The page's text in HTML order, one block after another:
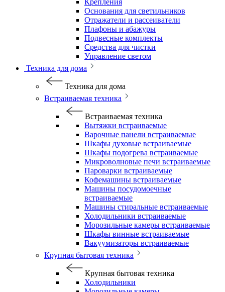
Крепления
Основания для светильников
Отражатели и рассеиватели
Плафоны и абажуры
Подвесные комплекты
Средства для чистки
Управление светом
Техника для дома
Техника для дома
Встраиваемая техника
Встраиваемая техника
Вытяжки встраиваемые
Варочные панели встраиваемые
Шкафы духовые встраиваемые
Шкафы подогрева встраиваемые
Микроволновые печи встраиваемые
Пароварки встраиваемые
Кофемашины встраиваемые
Машины посудомоечные
встраиваемые
Машины стиральные встраиваемые
Холодильники встраиваемые
Морозильные камеры встраиваемые
Шкафы винные встраиваемые
Вакуумизаторы встраиваемые
Крупная бытовая техника
Крупная бытовая техника
Холодильники